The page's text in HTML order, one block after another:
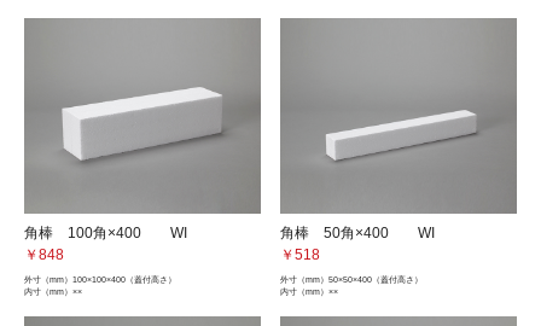
角棒 100角×400 WI
￥848
外寸（mm） 100×100×400（蓋付高さ）
内寸（mm） ××
角棒 50角×400 WI
￥518
外寸（mm） 50×50×400（蓋付高さ）
内寸（mm） ××